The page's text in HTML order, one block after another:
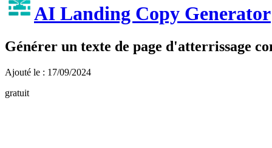
AI Landing Copy Generator
Générer un texte de page d'atterrissage
Ajouté le : 17/09/2024
gratuit